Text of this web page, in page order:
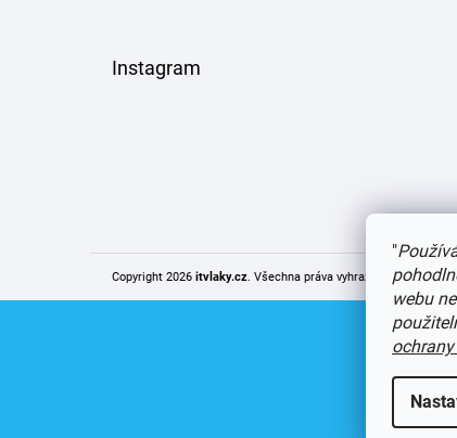
"
webu
Instagram
Copyright 2026 itvlaky.cz . Všechna práva vyhrazena.Upravit